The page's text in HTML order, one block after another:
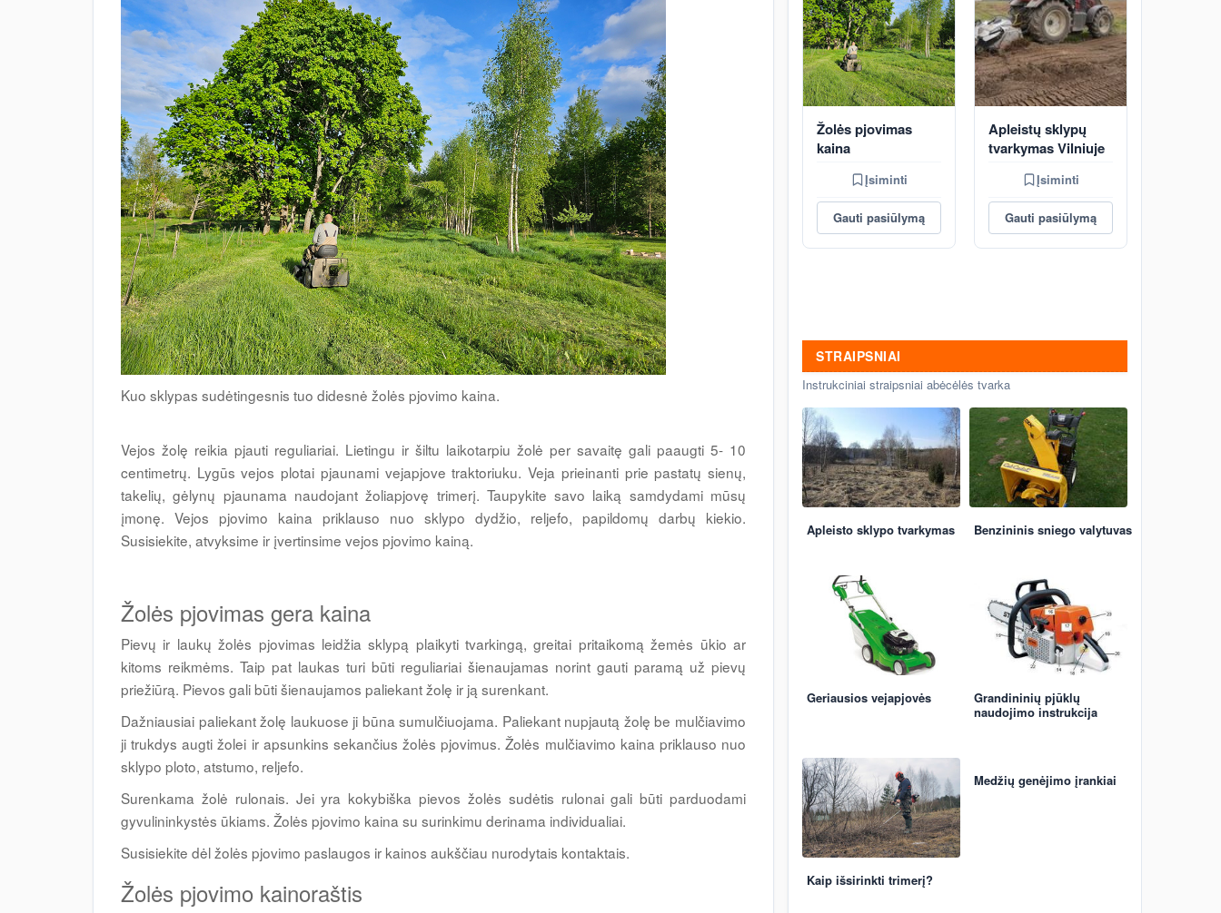
Kuo sklypas sudėtingesnis tuo didesnė žolės pjovimo kaina.
Vejos žolę reikia pjauti reguliariai. Lietingu ir šiltu laikotarpiu žolė per savaitę gali paaugti 5- 10
centimetrų. Lygūs vejos plotai pjaunami vejapjove traktoriuku. Veja prieinanti prie pastatų sienų,
takelių, gėlynų pjaunama naudojant žoliapjovę trimerį. Taupykite savo laiką samdydami mūsų
įmonę. Vejos pjovimo kaina priklauso nuo sklypo dydžio, reljefo, papildomų darbų kiekio.
Susisiekite, atvyksime ir įvertinsime vejos pjovimo kainą.
Žolės pjovimas gera kaina
Pievų ir laukų žolės pjovimas leidžia sklypą plaikyti tvarkingą, greitai pritaikomą žemės ūkio ar
kitoms reikmėms. Taip pat laukas turi būti reguliariai šienaujamas norint gauti paramą už pievų
priežiūrą. Pievos gali būti šienaujamos paliekant žolę ir ją surenkant.
Dažniausiai paliekant žolę laukuose ji būna sumulčiuojama. Paliekant nupjautą žolę be mulčiavimo
ji trukdys augti žolei ir apsunkins sekančius žolės pjovimus. Žolės mulčiavimo kaina priklauso nuo
sklypo ploto, atstumo, reljefo.
Surenkama žolė rulonais. Jei yra kokybiška pievos žolės sudėtis rulonai gali būti parduodami
gyvulininkystės ūkiams. Žolės pjovimo kaina su surinkimu derinama individualiai.
Susisiekite dėl žolės pjovimo paslaugos ir kainos aukščiau nurodytais kontaktais.
Žolės pjovimo kainoraštis
Žolės pjovimas
kaina
Įsiminti
Gauti pasiūlymą
Apleistų sklypų
tvarkymas Vilniuje
Įsiminti
Gauti pasiūlymą
STRAIPSNIAI
Instrukciniai straipsniai abėcėlės tvarka
Apleisto sklypo tvarkymas Benzininis sniego valytuvas
Geriausios vejapjovės
Grandininių pjūklų
naudojimo instrukcija
Kaip išsirinkti trimerį?
Medžių genėjimo įrankiai